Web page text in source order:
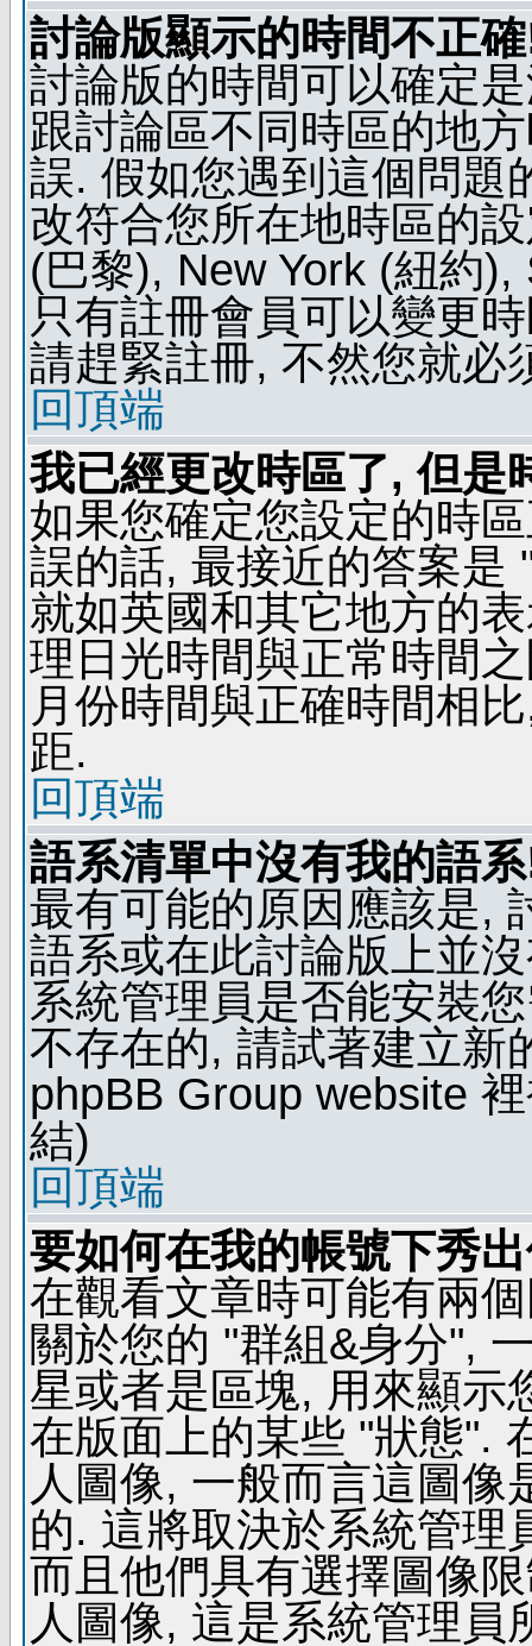
討論版顯示的時間不正
討論版的時間可以確定
跟討論區不同時區的地
誤. 假如您遇到這個問題
改符合您所在地時區的
(巴黎), New York (紐約
只有註冊會員可以變更
請趕緊註冊, 不然您就必
回頂端
我已經更改時區了, 但是
如果您確定您設定的時
誤的話, 最接近的答案是
就如英國和其它地方的
理日光時間與正常時間
月份時間與正確時間相
距.
回頂端
語系清單中沒有我的語
最有可能的原因應該是,
語系或在此討論版上並
系統管理員是否能安裝
不存在的, 請試著建立新
phpBB Group website
結)
回頂端
要如何在我的帳號下秀
在觀看文章時可能有兩
關於您的 "群組&身分",
星或者是區塊, 用來顯示
在版面上的某些 "狀態".
人圖像, 一般而言這圖像
的. 這將取決於系統管理
而且他們具有選擇圖像
人圖像, 這是系統管理